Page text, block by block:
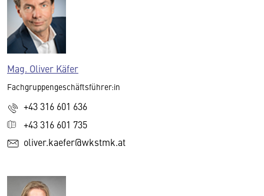
Mag. Oliver Käfer
Fachgruppengeschäftsführer:in
+43 316 601 636
+43 316 601 735
oliver.kaefer@wkstmk.at